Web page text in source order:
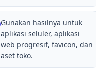
Gunakan hasilnya untuk
aplikasi seluler, aplikasi
web progresif, favicon, dan
aset toko.